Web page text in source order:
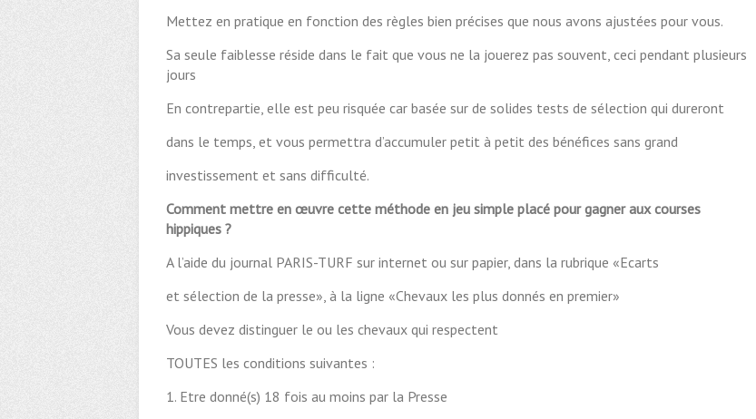
Mettez en pratique en fonction des règles bien précises que nous avons ajustées pour vous.
Sa seule faiblesse réside dans le fait que vous ne la jouerez pas souvent, ceci pendant plusieurs
jours
En contrepartie, elle est peu risquée car basée sur de solides tests de sélection qui dureront
dans le temps, et vous permettra d’accumuler petit à petit des bénéfices sans grand
investissement et sans difficulté.
Comment mettre en œuvre cette méthode en jeu simple placé pour gagner aux courses
hippiques ?
A l’aide du journal PARIS-TURF sur internet ou sur papier, dans la rubrique «Ecarts
et sélection de la presse», à la ligne «Chevaux les plus donnés en premier»
Vous devez distinguer le ou les chevaux qui respectent
TOUTES les conditions suivantes :
1. Etre donné(s) 18 fois au moins par la Presse